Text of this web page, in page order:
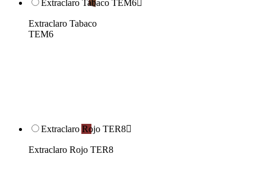
Extraclaro Tabaco TEM6
Extraclaro Tabaco
TEM6
Extraclaro Rojo TER8
Extraclaro Rojo TER8